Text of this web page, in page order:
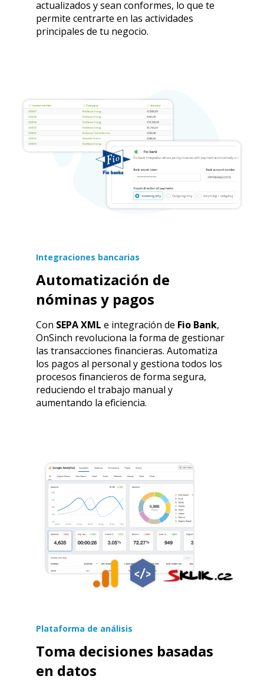
actualizados y sean conformes, lo que te
permite centrarte en las actividades
principales de tu negocio.
Integraciones bancarias
Automatización de
nóminas y pagos
Con SEPA XML e integración de Fio Bank,
OnSinch revoluciona la forma de gestionar
las transacciones financieras. Automatiza
los pagos al personal y gestiona todos los
procesos financieros de forma segura,
reduciendo el trabajo manual y
aumentando la eficiencia.
Plataforma de análisis
Toma decisiones basadas
en datos